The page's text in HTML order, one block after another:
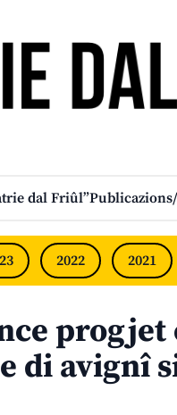
dal Friûl”
2022 2021
progjet
di avignî